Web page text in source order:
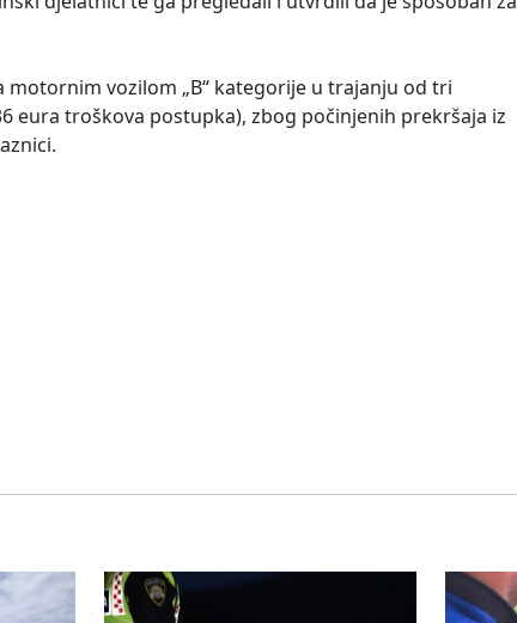
vozilom „B“ kategorije u trajanju od tri
eura troškova postupka), zbog počinjenih prekršaja iz